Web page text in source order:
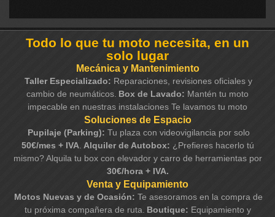
Todo lo que tu moto necesita, en un
solo lugar
Mecánica y Mantenimiento
Taller Especializado: Reparaciones, revisiones oficiales y
cambio de neumáticos. Box de Lavado: Mantén tu moto
impecable en nuestras instalaciones Te lavamos tu moto
Soluciones de Espacio
Pupilaje (Parking): Tu plaza con videovigilancia por solo
50€/mes + IVA. Alquiler de Autobox: ¿Prefieres hacerlo tú
mismo? Alquila tu box con elevador y carro de herramientas por
30€/hora + IVA.
Venta y Equipamiento
Motos Nuevas y de Ocasión: Te asesoramos en la compra de
tu próxima compañera de ruta. Boutique: Equipamiento y